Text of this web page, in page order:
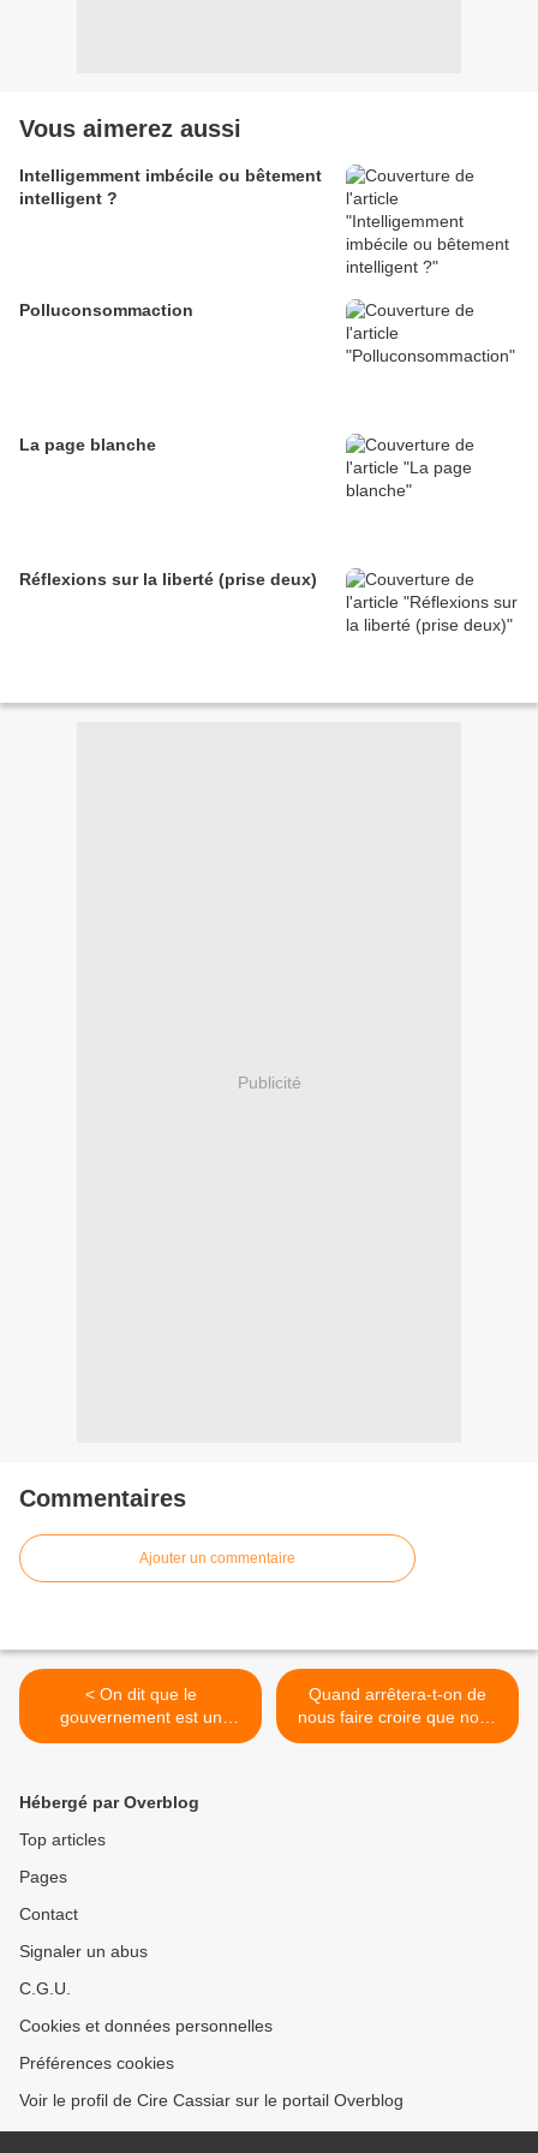
Vous aimerez aussi
Intelligemment imbécile ou bêtement
intelligent ?
Polluconsommaction
La page blanche
Réflexions sur la liberté (prise deux)
Publicité
Commentaires
Ajouter un commentaire
< On dit que le
gouvernement est un
service public qui est là
Quand arrêtera-t-on de
nous faire croire que nous
ne pouvons pas vivre sans
Hébergé par Overblog
Top articles
Pages
Contact
Signaler un abus
C.G.U.
Cookies et données personnelles
Préférences cookies
Voir le profil de Cire Cassiar sur le portail Overblog